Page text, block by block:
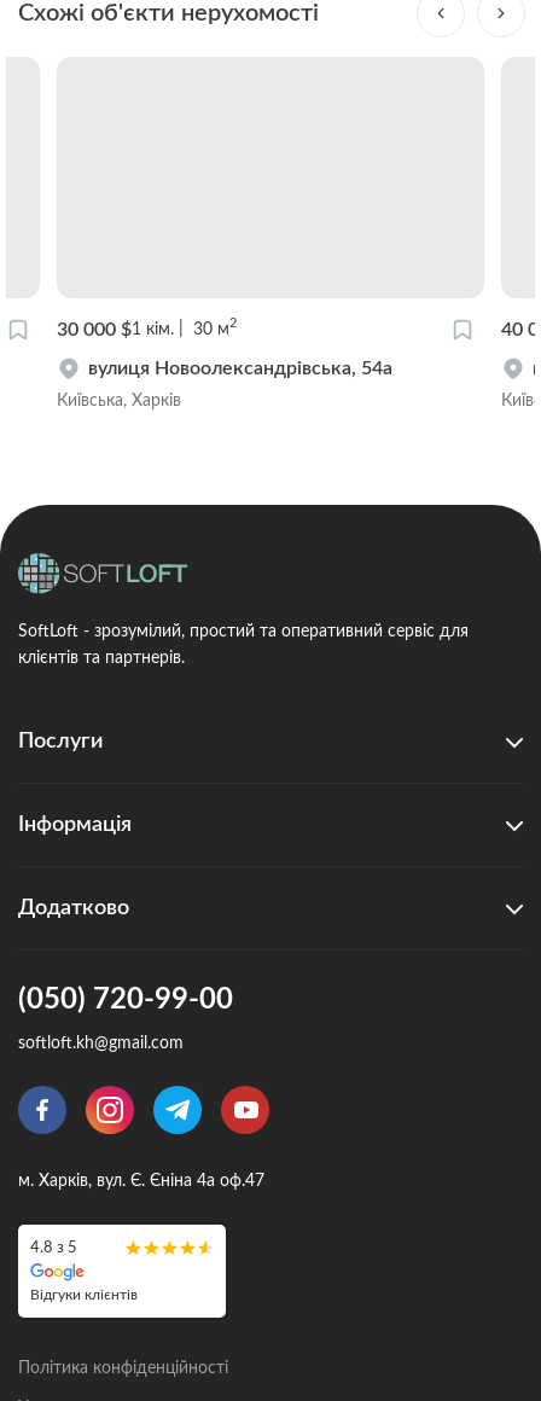
Схожі об'єкти нерухомості
30 000 $1 кім. 30 м2
вулиця Новоолександрівська, 54а
Київська, Харків
40
SoftLoft - зрозумілий, простий та оперативний сервіс для
клієнтів та партнерів.
Послуги
Інформація
Додатково
(050) 720-99-00
softloft.kh@gmail.com
м. Харків, вул. Є. Єніна 4а оф.47
4.8 з 5
Відгуки клієнтів
Політика конфіденційності